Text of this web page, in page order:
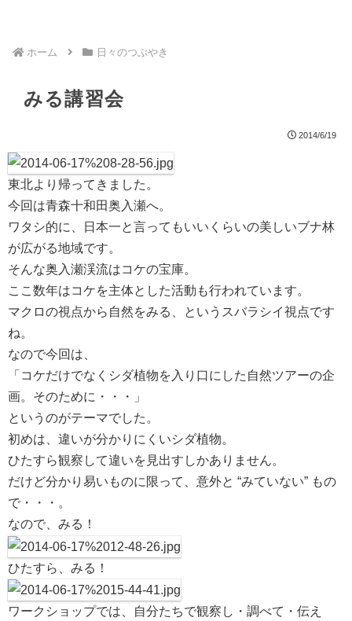
ホーム 日々のつぶやき
みる講習会
2014/6/19
東北より帰ってきました。
今回は青森十和田奥入瀬へ。
ワタシ的に、日本一と言ってもいいくらいの美しいブナ林
が広がる地域です。
そんな奥入瀬渓流はコケの宝庫。
ここ数年はコケを主体とした活動も行われています。
マクロの視点から自然をみる、というスバラシイ視点です
ね。
なので今回は、
「コケだけでなくシダ植物を入り口にした自然ツアーの企
画。そのために・・・」
というのがテーマでした。
初めは、違いが分かりにくいシダ植物。
ひたすら観察して違いを見出すしかありません。
だけど分かり易いものに限って、意外と “みていない” もの
で・・・。
なので、みる！
ひたすら、みる！
ワークショップでは、自分たちで観察し・調べて・伝え